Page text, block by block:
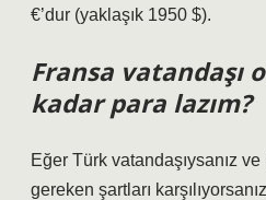
€’dur (yaklaşık 1950 $).
Fransa vatandaşı
kadar para lazım?
Eğer Türk vatandaşıysanız ve
gereken şartları